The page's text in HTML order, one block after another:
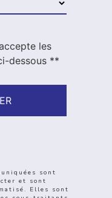
les
dessous **
sont
et sont
Elles sont